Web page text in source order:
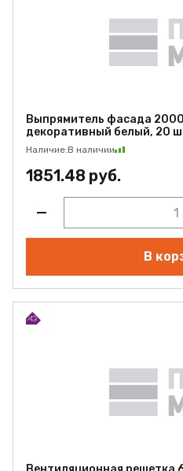
Выпрямитель фасада
декоративный белый, 20
Наличие:В наличии
1851.48 руб.
В